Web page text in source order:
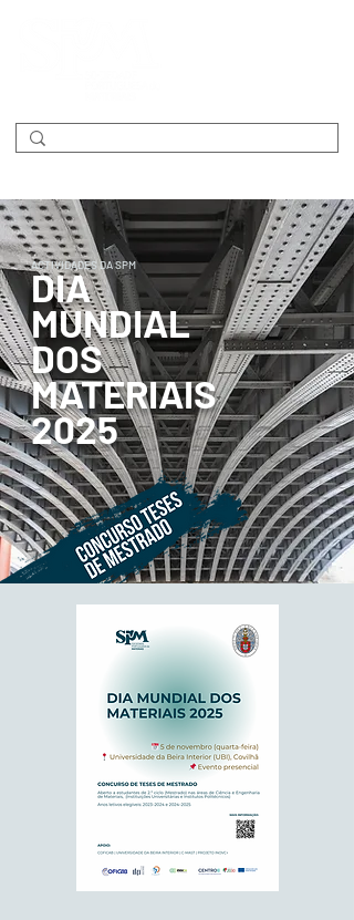
ACTIVIDADES DA SPM
DIA
MUNDIAL
DOS
MATERIAIS
2025